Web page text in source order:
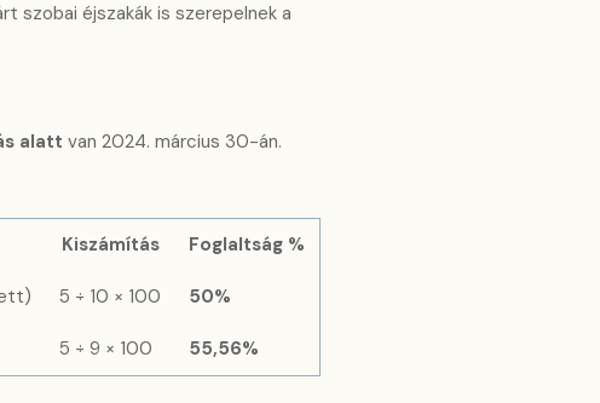
szobai éjszakák is szerepelnek a
alatt van 2024. március 30-án.
Kiszámítás Foglaltság %
5 ÷ 10 × 100 50%
5 ÷ 9 × 100 55,56%